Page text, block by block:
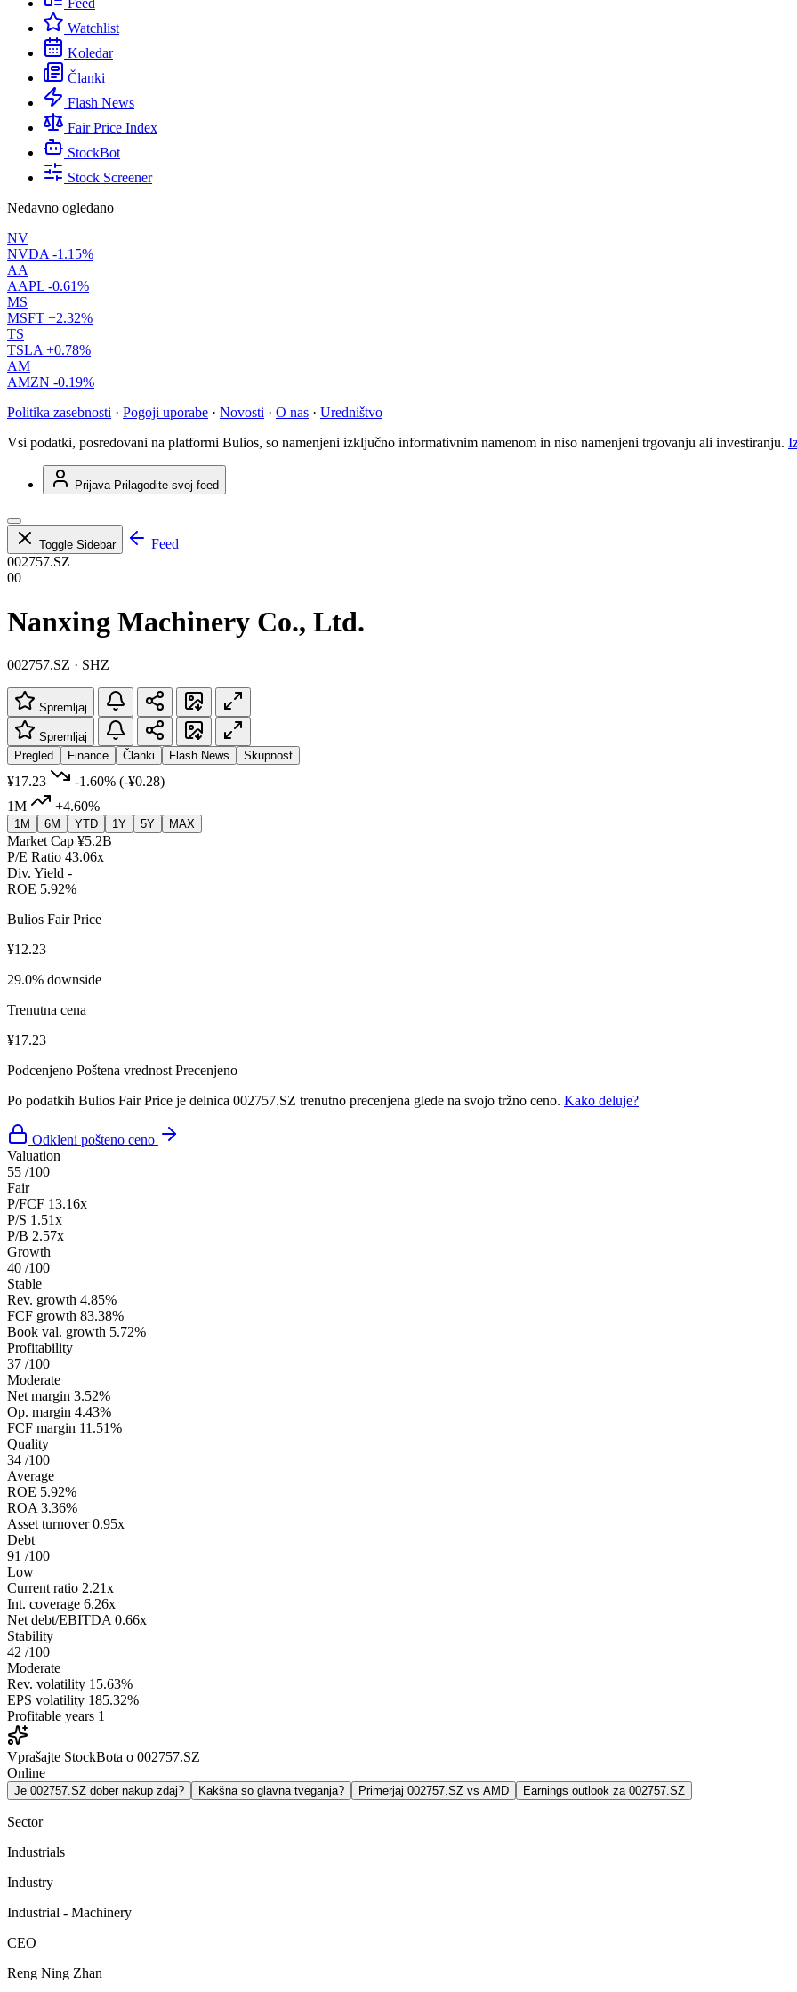
Feed
Watchlist
Koledar
Članki
Flash News
Fair Price Index
StockBot
Stock Screener
Nedavno ogledano
NV
NVDA -1.15%
AA
AAPL -0.61%
MS
MSFT +2.32%
TS
TSLA +0.78%
AM
AMZN -0.19%
Politika zasebnosti · Pogoji uporabe · Novosti · O nas · Uredništvo
Vsi podatki, posredovani na platformi Bulios, so namenjeni izključno informativnim namenom in niso namenjeni trgovanju ali investiranju.
Prijava Prilagodite svoj feed
Toggle Sidebar
Feed
002757.SZ
00
Nanxing Machinery Co., Ltd.
002757.SZ · SHZ
Spremljaj
Spremljaj
Pregled
Finance Članki Flash News Skupnost
¥17.23 -1.60% (-¥0.28)
1M
+4.60%
1M 6M YTD 1Y 5Y MAX
Market Cap ¥5.2B
P/E Ratio 43.06x
Div. Yield -
ROE 5.92%
Bulios Fair Price
¥12.23
29.0% downside
Trenutna cena
¥17.23
Podcenjeno Poštena vrednost Precenjeno
Po podatkih Bulios Fair Price je delnica 002757.SZ trenutno precenjena glede na svojo tržno ceno. Kako deluje?
Odkleni pošteno ceno
Valuation
55 /100
Fair
P/FCF 13.16x
P/S 1.51x
P/B 2.57x
Growth
40 /100
Stable
Rev. growth 4.85%
FCF growth 83.38%
Book val. growth 5.72%
Profitability
37 /100
Moderate
Net margin 3.52%
Op. margin 4.43%
FCF margin 11.51%
Quality
34 /100
Average
ROE 5.92%
ROA 3.36%
Asset turnover 0.95x
Debt
91 /100
Low
Current ratio 2.21x
Int. coverage 6.26x
Net debt/EBITDA 0.66x
Stability
42 /100
Moderate
Rev. volatility 15.63%
EPS volatility 185.32%
Profitable years 1
Vprašajte StockBota o 002757.SZ
Online
Je 002757.SZ dober nakup zdaj? Kakšna so glavna tveganja? Primerjaj 002757.SZ vs AMD Earnings outlook za 002757.SZ
Sector
Industrials
Industry
Industrial - Machinery
CEO
Reng Ning Zhan